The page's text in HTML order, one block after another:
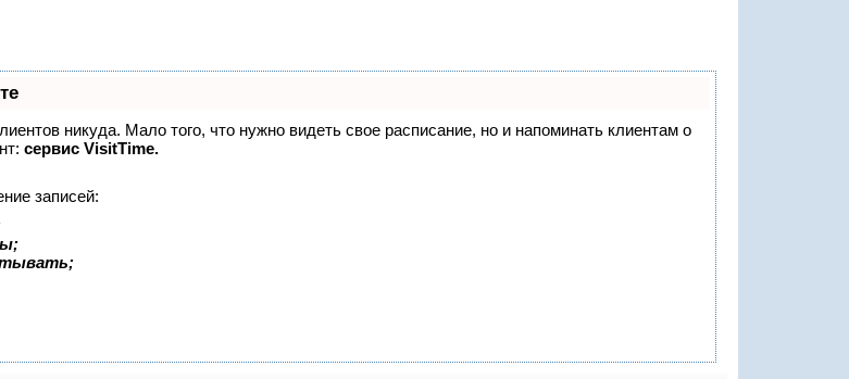
никуда. Мало того, что нужно видеть свое расписание, но и напоминать клиентам о
сервис VisitTime.
записей: